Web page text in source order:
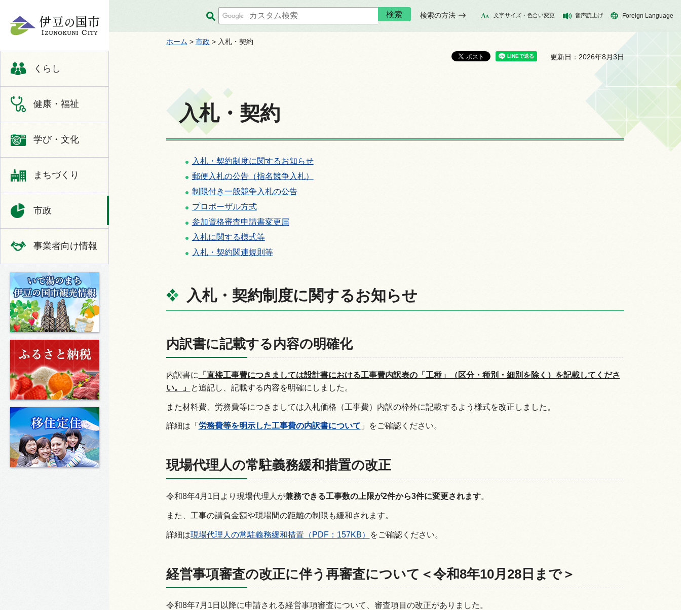
くらし
健康・福祉
学び・文化
まちづくり
市政
事業者向け情報
検索の方法 文字サイズ・色合い変更 音声読上げ Foreign Language
ホーム > 市政 > 入札・契約
更新日：2026年8月3日
入札・契約
入札・契約制度に関するお知らせ
郵便入札の公告（指名競争入札）
制限付き一般競争入札の公告
プロポーザル方式
参加資格審査申請書変更届
入札に関する様式等
入札・契約関連規則等
入札・契約制度に関するお知らせ
内訳書に記載する内容の明確化
内訳書に 「直接工事費につきましては設計書における工事費内訳表の「工種」（区分・種別・細別を除く）を記載してくださ
い。」 と追記し、記載する内容を明確にしました。
また材料費、労務費等につきましては入札価格（工事費）内訳の枠外に記載するよう様式を改正しました。
詳細は「 労務費等を明示した工事費の内訳書について 」をご確認ください。
現場代理人の常駐義務緩和措置の改正
令和8年4月1日より現場代理人が兼務できる工事数の上限が2件から3件に変更されます。
また、工事の請負金額や現場間の距離の制限も緩和されます。
詳細は現場代理人の常駐義務緩和措置（PDF：157KB） をご確認ください。
経営事項審査の改正に伴う再審査について＜令和8年10月28日まで＞
令和8年7月1日以降に申請される経営事項審査について、審査項目の改正がありました。